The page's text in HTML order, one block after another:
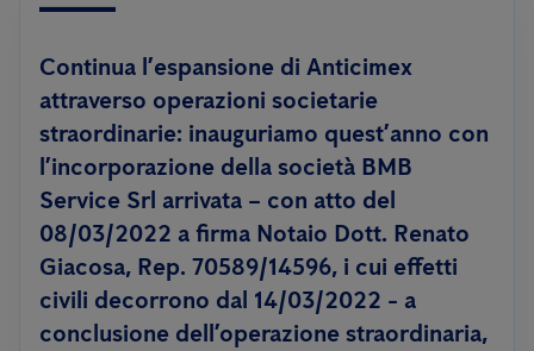
Continua l’espansione di Anticimex
attraverso operazioni societarie
straordinarie: inauguriamo quest’anno con
l’incorporazione della società BMB
Service Srl arrivata – con atto del
08/03/2022 a firma Notaio Dott. Renato
Giacosa, Rep. 70589/14596, i cui effetti
civili decorrono dal 14/03/2022 - a
conclusione dell’operazione straordinaria,